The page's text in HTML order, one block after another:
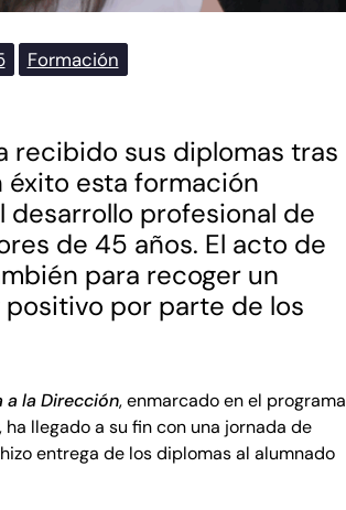
Formación
recibido sus diplomas tras
esta formación
desarrollo profesional de
de 45 años. El acto de
para recoger un
por parte de los
a la Dirección, enmarcado en el programa
llegado a su fin con una jornada de
entrega de los diplomas al alumnado